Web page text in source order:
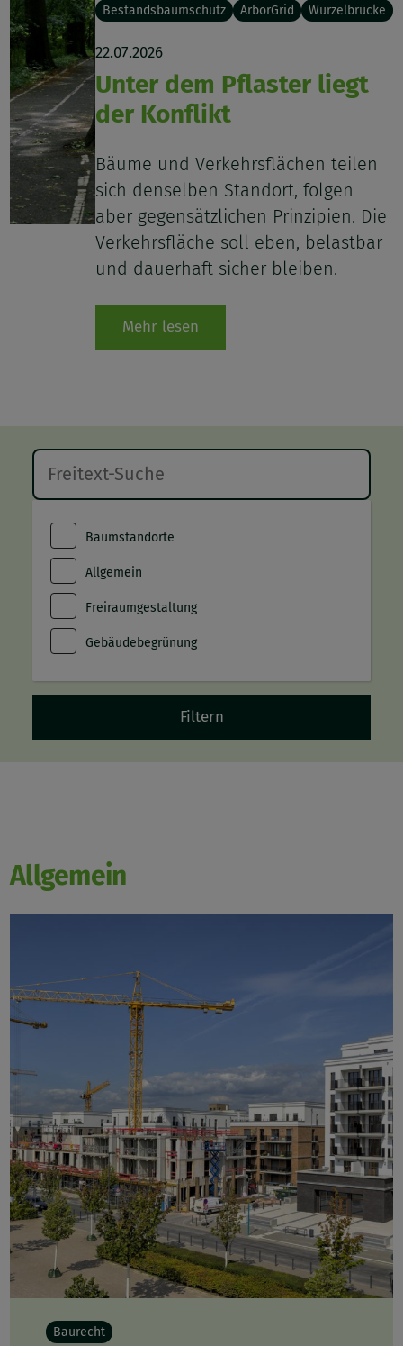
Bestandsbaumschutz ArborGrid Wurzelbrücke
22.07.2026
Unter dem Pflaster liegt
der Konflikt
Bäume und Verkehrsflächen teilen
sich denselben Standort, folgen
aber gegensätzlichen Prinzipien. Die
Verkehrsfläche soll eben, belastbar
und dauerhaft sicher bleiben.
Mehr lesen
Baumstandorte
Allgemein
Freiraumgestaltung
Gebäudebegrünung
Allgemein
Baurecht